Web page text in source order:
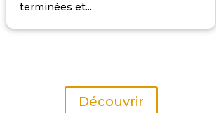
terminées et...
Découvrir